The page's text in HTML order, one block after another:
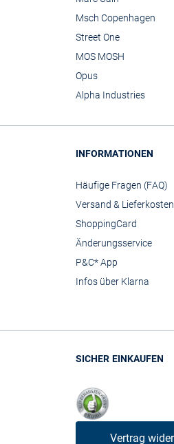
Msch Copenhagen
Street One
MOS MOSH
Opus
Alpha Industries
INFORMATIONEN
Häufige Fragen (FAQ)
Versand & Lieferkosten
ShoppingCard
Änderungsservice
P&C* App
Infos über Klarna
SICHER EINKAUFEN
Vertrag